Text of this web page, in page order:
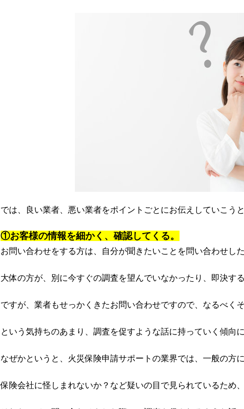
では、良い業者、悪い業者をポイントごとにお伝えしていこうと
①お客様の情報を細かく、確認してくる。
お問い合わせをする方は、自分が聞きたいことを問い合わせし
大体の方が、別に今すぐの調査を望んでいなかったり、即決す
ですが、業者もせっかくきたお問い合わせですので、なるべく
という気持ちのあまり、調査を促すような話に持っていく傾向に
なぜかというと、火災保険申請サポートの業界では、一般の方
保険会社に怪しまれないか？など疑いの目で見られているため